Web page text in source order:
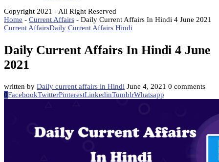
Copyright 2021 - All Right Reserved
Home - Current Affairs - Daily Current Affairs In Hindi 4 June 2021
Current AffairsDaily Current Affairs Hindi
Daily Current Affairs In Hindi 4 June
2021
written by Daily current affairs in Hindi June 4, 2021 0 comments
0FacebookTwitterPinterestLinkedinTumblrWhatsapp